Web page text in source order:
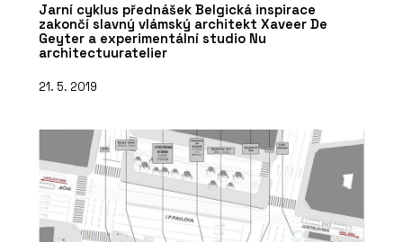
Jarní cyklus přednášek Belgická inspirace
zakončí slavný vlámský architekt Xaveer De
Geyter a experimentální studio Nu
architectuuratelier
21. 5. 2019